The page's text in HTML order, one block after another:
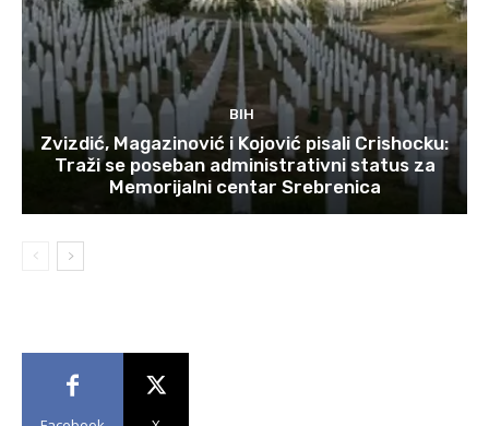
BIH
Zvizdić, Magazinović i Kojović pisali Crishocku:
Traži se poseban administrativni status za
Memorijalni centar Srebrenica